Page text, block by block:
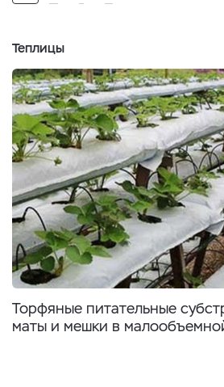
Теплицы
Торфяные питательные
маты и мешки в